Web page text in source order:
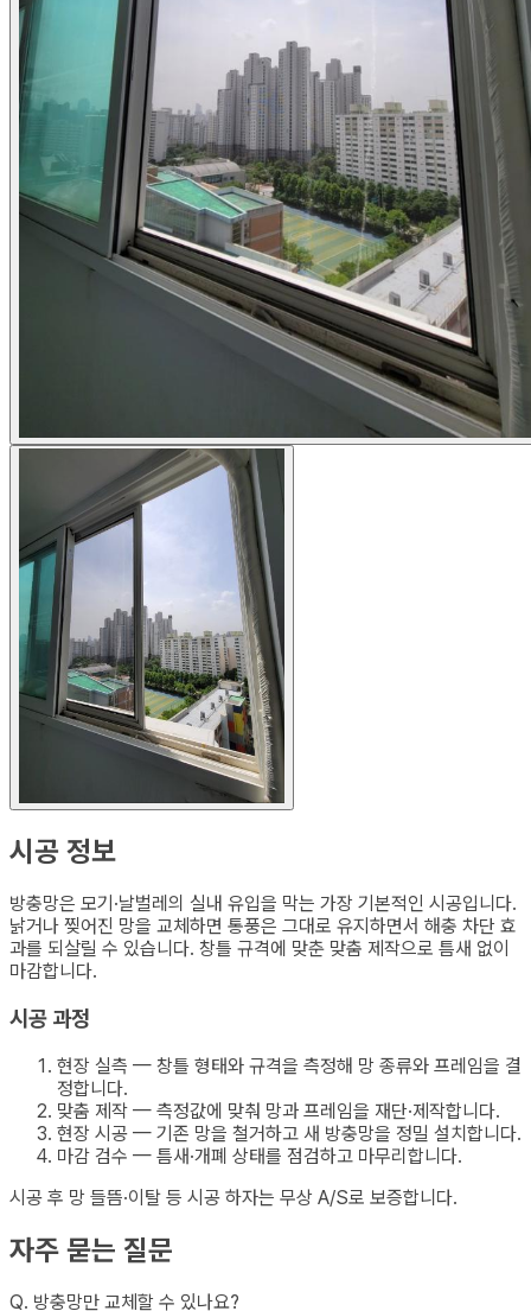
시공 정보
방충망은 모기·날벌레의 실내 유입을 막는 가장 기본적인 시공입니다.
낡거나 찢어진 망을 교체하면 통풍은 그대로 유지하면서 해충 차단 효
과를 되살릴 수 있습니다. 창틀 규격에 맞춘 맞춤 제작으로 틈새 없이
마감합니다.
시공 과정
현장 실측 — 창틀 형태와 규격을 측정해 망 종류와 프레임을 결
정합니다.
맞춤 제작 — 측정값에 맞춰 망과 프레임을 재단·제작합니다.
현장 시공 — 기존 망을 철거하고 새 방충망을 정밀 설치합니다.
마감 검수 — 틈새·개폐 상태를 점검하고 마무리합니다.
시공 후 망 들뜸·이탈 등 시공 하자는 무상 A/S로 보증합니다.
자주 묻는 질문
Q. 방충망만 교체할 수 있나요?